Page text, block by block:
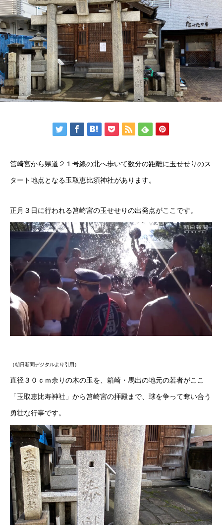
筥崎宮から県道２１号線の北へ歩いて数分の距離に玉せせりのス
タート地点となる玉取恵比須神社があります。
正月３日に行われる筥崎宮の玉せせりの出発点がここです。
（朝日新聞デジタルより引用）
直径３０ｃｍ余りの木の玉を、箱崎・馬出の地元の若者がここ
「玉取恵比寿神社」から筥崎宮の拝殿まで、球を争って奪い合う
勇壮な行事です。